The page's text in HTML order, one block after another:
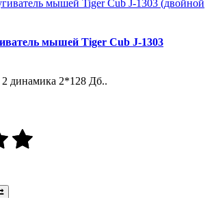
мышей Tiger Cub J-1303
2 динамика 2*128 Дб..